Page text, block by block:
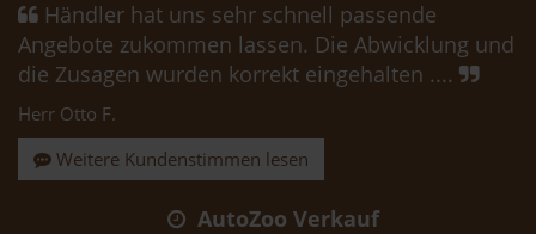
Händler hat uns sehr schnell passende
Angebote zukommen lassen. Die Abwicklung und
die Zusagen wurden korrekt eingehalten ....
Herr Otto F.
Weitere Kundenstimmen lesen
AutoZoo Verkauf